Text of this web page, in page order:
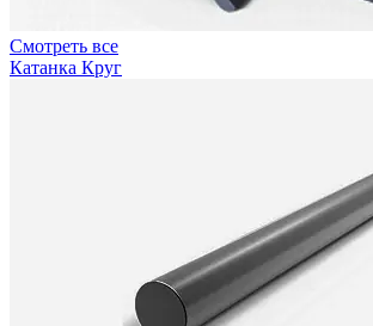
Смотреть все
Катанка Круг